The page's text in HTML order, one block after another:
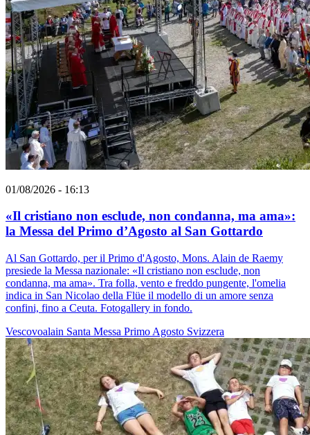
01/08/2026 - 16:13
«Il cristiano non esclude, non condanna, ma ama»:
la Messa del Primo d’Agosto al San Gottardo
Al San Gottardo, per il Primo d'Agosto, Mons. Alain de Raemy
presiede la Messa nazionale: «Il cristiano non esclude, non
condanna, ma ama». Tra folla, vento e freddo pungente, l'omelia
indica in San Nicolao della Flüe il modello di un amore senza
confini, fino a Ceuta. Fotogallery in fondo.
Vescovoalain Santa Messa Primo Agosto Svizzera